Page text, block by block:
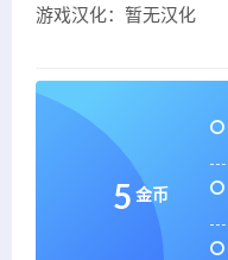
游戏汉化：暂无汉化
5 金币